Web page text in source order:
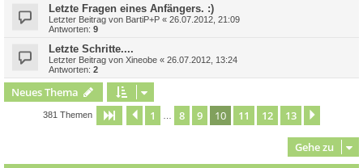
Letzte Fragen eines Anfängers. :)
Letzter Beitrag von BartiP+P « 26.07.2012, 21:09
Antworten: 9
Letzte Schritte....
Letzter Beitrag von Xineobe « 26.07.2012, 13:24
Antworten: 2
Neues Thema
381 Themen Seite 10 von13
Vorherige
1 8 9 10 11 12 13
Gehe zu